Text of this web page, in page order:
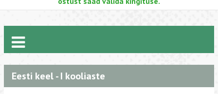
Eesti keel - I kooliaste